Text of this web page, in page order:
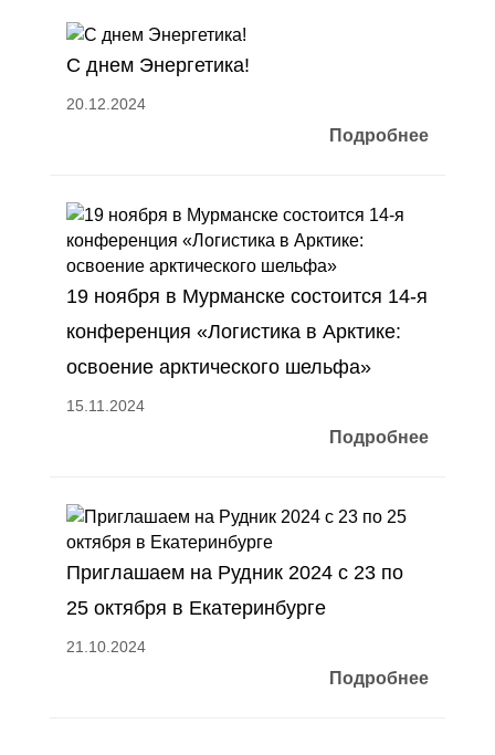
С днем Энергетика!
20.12.2024
Подробнее
19 ноября в Мурманске состоится 14-я
конференция «Логистика в Арктике:
освоение арктического шельфа»
15.11.2024
Подробнее
Приглашаем на Рудник 2024 с 23 по
25 октября в Екатеринбурге
21.10.2024
Подробнее